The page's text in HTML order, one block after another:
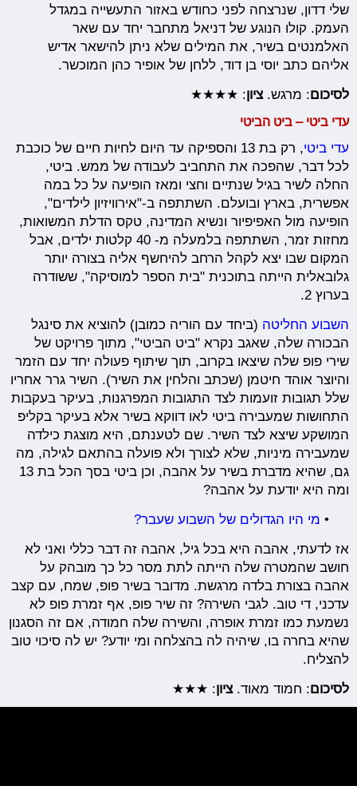
שלי דדון, שנרצחה לפני כחודש באזור התעשייה במגדל
העמק. קולו הנוגע של דניאל מתחבר יחד עם שאר
האלמנטים בשיר, את המילים שלא ניתן להישאר אדיש
אליהם כתב יוסי בן דוד, ללחן של אופיר כהן המוכשר.
לסיכום: מרגש.ציון: ★★★★
עדי ביטי – ביט הביטי
עדי ביטי
, רק בת 13 והספיקה עד היום לחיות חיים של כוכבת
לכל דבר, שהפכה את התחביב לעבודה של ממש. ביטי,
החלה לשיר בגיל שנתיים וחצי ומאז הופיעה על כל במה
אפשרית, בארץ ובועלם. השתתפה ב-"אירוויזיון לילדים",
הופיעה מול האפיפיור ונשיא המדינה, טקס הדלת המשואות,
מחזות זמר, השתתפה בלמעלה מ- 40 קלטות ילדים, אבל
המקום שבו יצא לקהל הרחב להיחשף אליה בצורה יותר
גלובאלית הייתה בתוכנית "בית הספר למוסיקה", ששודרה
בערוץ 2.
השבוע החליטה (ביחד עם הוריה כמובן) להוציא את סינגל
הבכורה שלה, שאגב נקרא "ביט הביטי", מתוך פרויקט של
שירי פופ שלה שיצאו בקרוב, תוך שיתוף פעולה יחד עם הזמר
והיוצר אוהד חיטמן (שכתב והלחין את השיר). השיר גרר אחריו
שלל תגובות זועמות לצד התגובות המפרגנות, בעיקר בעקבות
התחושות שמעבירה ביטי לאו דווקא בשיר אלא בעיקר בקליפ
המושקע שיצא לצד השיר. שם לטענתם, היא מוצגת כילדה
שמעבירה מיניות, שלא לצורך ולא פועלה בהתאם לגילה, מה
גם, שהיא מדברת בשיר על אהבה, וכן ביטי בסך הכל בת 13
ומה היא יודעת על אהבה?
• מי היו הגדולים של השבוע שעבר?
אז לדעתי, אהבה היא בכל גיל, אהבה זה דבר כללי ואני לא
חושב שהמטרה שלה הייתה לתת מסר כל כך מובהק על
אהבה בצורת בלדה מרגשת. מדובר בשיר פופ, שמח, עם קצב
עדכני, די טוב. לגבי השירה? זה שיר פופ, אף זמרת פופ לא
נשמעת כמו זמרת אופרה, והשירה שלה חמודה, אם זה הסגנון
שהיא בחרה בו, שיהיה לה בהצלחה ומי יודע? יש לה סיכוי טוב
להצליח.
לסיכום: חמוד מאוד.ציון: ★★★